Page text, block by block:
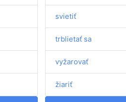
svietiť
trblietať sa
vyžarovať
žiariť